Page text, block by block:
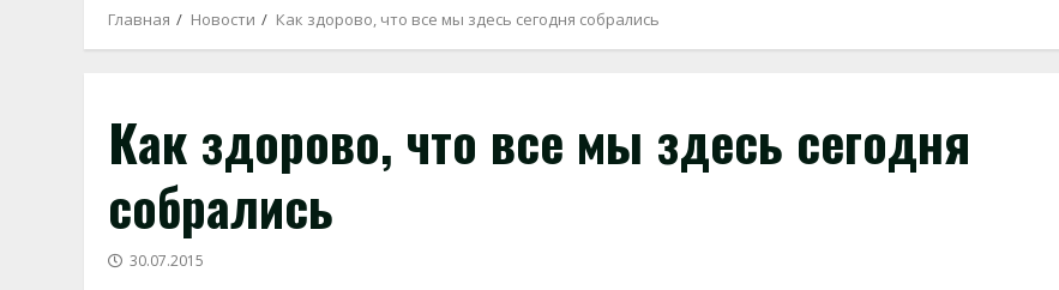
Главная Новости Как здорово, что все мы здесь сегодня собрались
Как здорово, что все мы здесь сегодня
собрались
30.07.2015